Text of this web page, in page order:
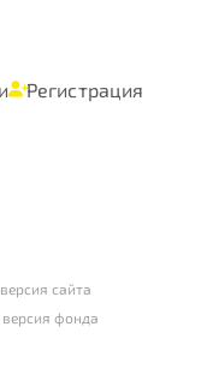
Регистрация
сайта
фонда